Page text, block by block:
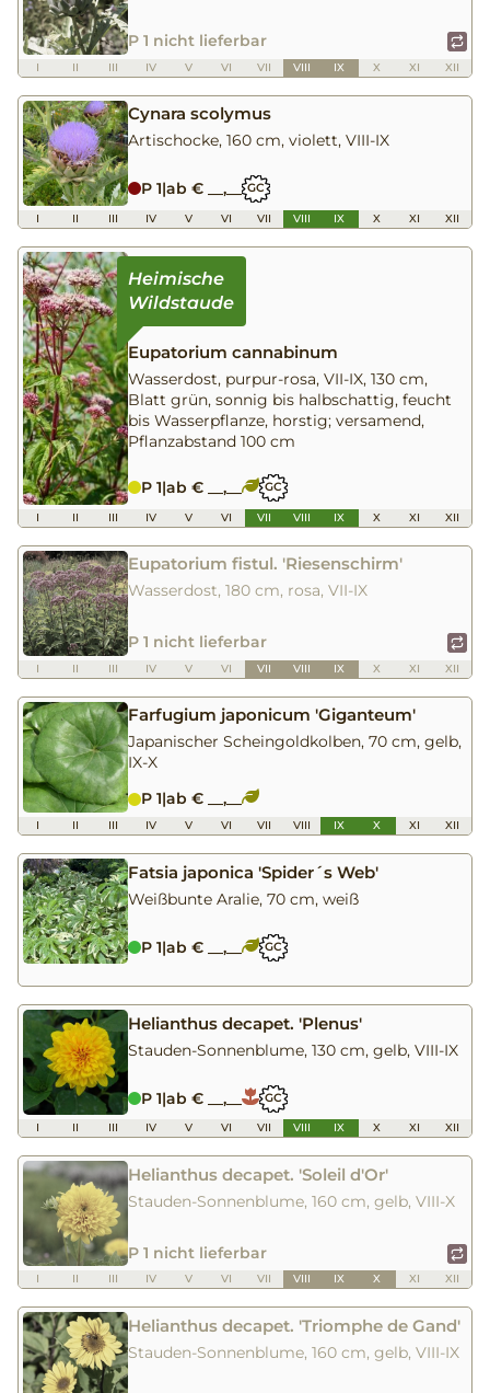
P 1 nicht lieferbar
I II III IV V VI VII VIII IX X XI XII
Cynara scolymus
Artischocke, 160 cm, violett, VIII-IX
P 1|ab € __,__ GC
I II III IV V VI VII VIII IX X XI XII
Eupatorium cannabinum
Wasserdost, purpur-rosa, VII-IX, 130 cm,
Blatt grün, sonnig bis halbschattig, feucht
bis Wasserpflanze, horstig; versamend,
Pflanzabstand 100 cm
P 1|ab € __,__ GC
I II III IV V VI VII VIII IX X XI XII
Eupatorium fistul. 'Riesenschirm'
Wasserdost, 180 cm, rosa, VII-IX
P 1 nicht lieferbar
I II III IV V VI VII VIII IX X XI XII
Farfugium japonicum 'Giganteum'
Japanischer Scheingoldkolben, 70 cm, gelb,
IX-X
P 1|ab € __,__
I II III IV V VI VII VIII IX X XI XII
Fatsia japonica 'Spider´s Web'
Weißbunte Aralie, 70 cm, weiß
P 1|ab € __,__ GC
Helianthus decapet. 'Plenus'
Stauden-Sonnenblume, 130 cm, gelb, VIII-IX
P 1|ab € __,__ GC
I II III IV V VI VII VIII IX X XI XII
Helianthus decapet. 'Soleil d'Or'
Stauden-Sonnenblume, 160 cm, gelb, VIII-X
P 1 nicht lieferbar
I II III IV V VI VII VIII IX X XI XII
Helianthus decapet. 'Triomphe de Gand'
Stauden-Sonnenblume, 160 cm, gelb, VIII-IX